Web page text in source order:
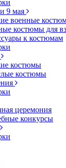
9 мая
военные
костюмы для
к костюмам
костюмы
костюмы
церемония
конкурсы